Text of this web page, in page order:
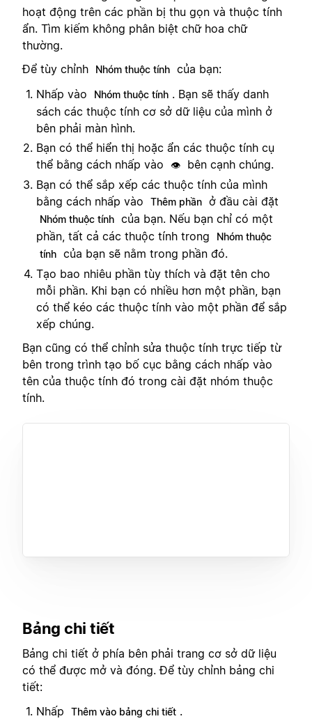
hoạt động trên các phần bị thu gọn và thuộc tính
ẩn. Tìm kiếm không phân biệt chữ hoa chữ
thường.
Để tùy chỉnh
Nhóm thuộc tính của bạn:
Nhấp vào
Nhóm thuộc tính . Bạn sẽ thấy danh
sách các thuộc tính cơ sở dữ liệu của mình ở
bên phải màn hình.
Bạn có thể hiển thị hoặc ẩn các thuộc tính cụ
thể bằng cách nhấp vào
👁️
bên cạnh chúng.
Bạn có thể sắp xếp các thuộc tính của mình
bằng cách nhấp vào
Thêm phần ở đầu cài đặt
Nhóm thuộc tính của bạn. Nếu bạn chỉ có một
phần, tất cả các thuộc tính trong
Nhóm thuộc
tính của bạn sẽ nằm trong phần đó.
Tạo bao nhiêu phần tùy thích và đặt tên cho
mỗi phần. Khi bạn có nhiều hơn một phần, bạn
có thể kéo các thuộc tính vào một phần để sắp
xếp chúng.
Bạn cũng có thể chỉnh sửa thuộc tính trực tiếp từ
bên trong trình tạo bố cục bằng cách nhấp vào
tên của thuộc tính đó trong cài đặt nhóm thuộc
tính.
Bảng chi tiết
Bảng chi tiết ở phía bên phải trang cơ sở dữ liệu
có thể được mở và đóng. Để tùy chỉnh bảng chi
tiết:
Nhấp
Thêm vào bảng chi tiết .